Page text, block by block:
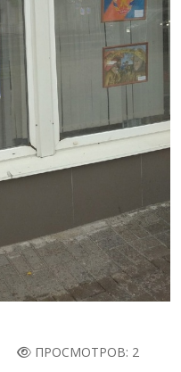
ПРОСМОТРОВ: 2